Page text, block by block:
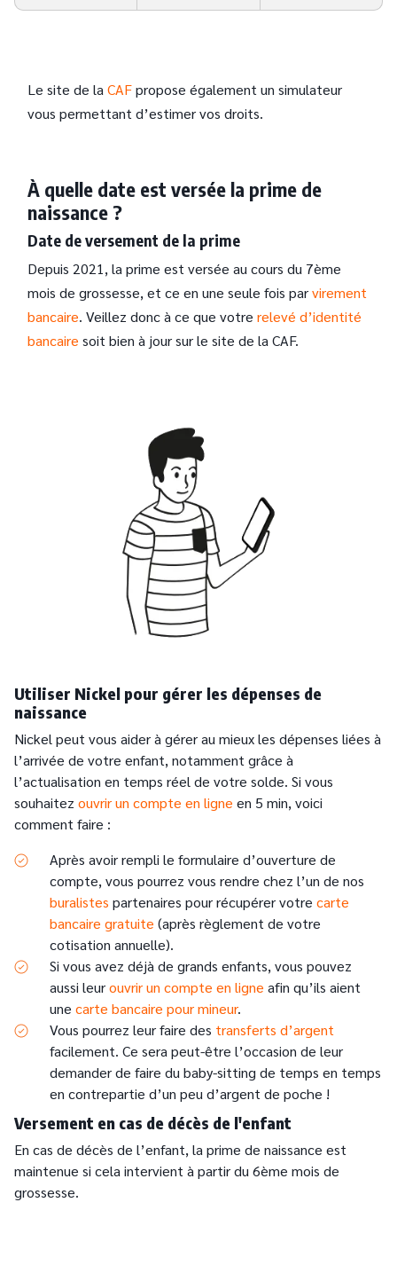
Le site de laCAFpropose également un simulateur
vous permettant d’estimer vos droits.
À quelle date est versée la prime de
naissance ?
Date de versement de la prime
Depuis 2021, la prime est versée au cours du 7ème
mois de grossesse, et ce en une seule fois parvirement
bancaire. Veillez donc à ce que votre relevé d’identité
bancaire soit bien à jour sur le site de la CAF.
Utiliser Nickel pour gérer les dépenses de
naissance
Nickel peut vous aider à gérer au mieux les dépenses liées à
l’arrivée de votre enfant, notamment grâce à
l’actualisation en temps réel de votre solde. Si vous
souhaitez ouvrir un compte en ligne en 5 min, voici
comment faire :
Après avoir rempli le formulaire d’ouverture de
compte, vous pourrez vous rendre chez l’un de nos
buralistes partenaires pour récupérer votre carte
bancaire gratuite (après règlement de votre
cotisation annuelle).
Si vous avez déjà de grands enfants, vous pouvez
aussi leurouvrir un compte en ligne afin qu’ils aient
une carte bancaire pour mineur.
Vous pourrez leur faire des transferts d’argent
facilement. Ce sera peut-être l’occasion de leur
demander de faire du baby-sitting de temps en temps
en contrepartie d’un peu d’argent de poche !
Versement en cas de décès de l'enfant
En cas de décès de l’enfant, la prime de naissance est
maintenue si cela intervient à partir du 6ème mois de
grossesse.